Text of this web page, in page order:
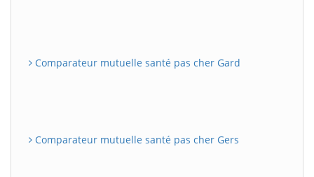
Comparateur mutuelle santé pas cher Gard
Comparateur mutuelle santé pas cher Gers